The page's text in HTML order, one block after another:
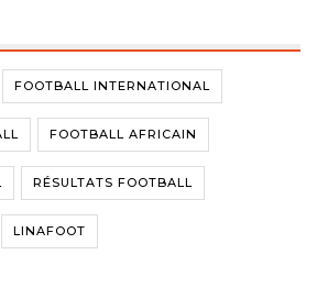
FOOTBALL INTERNATIONAL
FOOTBALL AFRICAIN
RÉSULTATS FOOTBALL
LINAFOOT